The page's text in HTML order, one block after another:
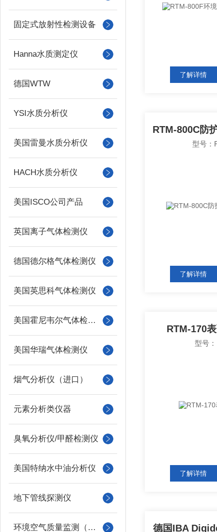
固定式放射性检测设备
Hanna水质测定仪
德国WTW
YSI水质分析仪
美国雷曼水质分析仪
HACH水质分析仪
美国ISCO公司产品
英国离子气体检测仪
德国德尔格气体检测仪
美国英思科气体检测仪
美国霍尼韦尔气体检测仪
美国华瑞气体检测仪
烟气分析仪（进口）
元素分析类仪器
臭氧分析仪/甲醛检测仪
美国特纳水中油分析仪
地下管线探测仪
环境空气质量监测（美国Met one）
了解详情
型号：
了解详情
RTM-170
型号
了解详情
德国IBA